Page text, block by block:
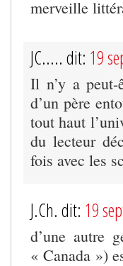
merveille
JC..... dit: 19
Il n’y a peut-
d’un père
tout haut
du lecteur
fois avec les
J.Ch. dit: 19
d’une autre
« Canada »)